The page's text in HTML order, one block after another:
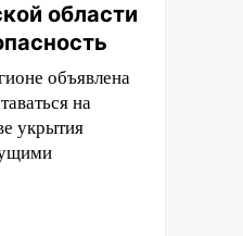
области
объявлена
на
укрытия